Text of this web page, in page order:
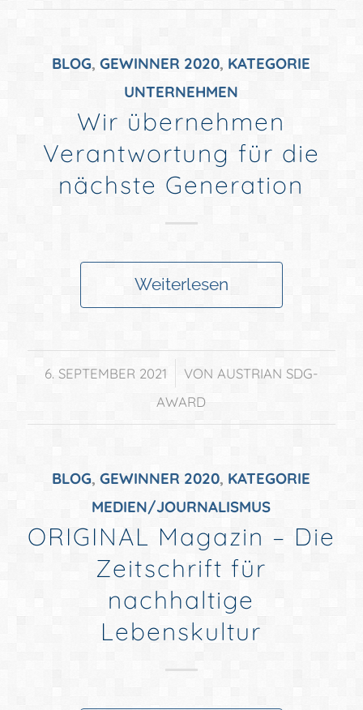
BLOG,GEWINNER 2020, KATEGORIE
UNTERNEHMEN
Wir übernehmen
Verantwortung für die
nächste Generation
Weiterlesen
6. SEPTEMBER 2021
/ VON AUSTRIAN SDG-
AWARD
BLOG,GEWINNER 2020, KATEGORIE
MEDIEN/JOURNALISMUS
ORIGINAL Magazin – Die
Zeitschrift für
nachhaltige
Lebenskultur